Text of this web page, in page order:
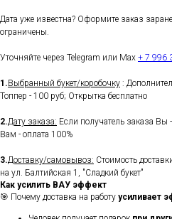
Дата уже известна? Оформите заказ
ограничены.
Уточняйте через Telegram или Max + 7 996
1.Выбранный букет/коробочку :
Топпер - 100 руб; Открытка бесплатно
2.Дату заказа: Если получатель заказа Вы
Вам - оплата 100%
3.Доставку/самовывоз: Стоимость
на ул. Балтийская 1, "Сладкий букет"
Как усилить ВАУ эффект
🎯 Почему доставка на работу усиливает